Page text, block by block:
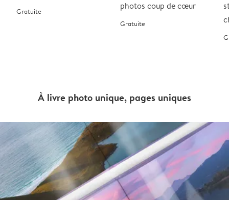
Gratuite
photos coup de cœur
Gratuite
À livre photo unique, pages uniques